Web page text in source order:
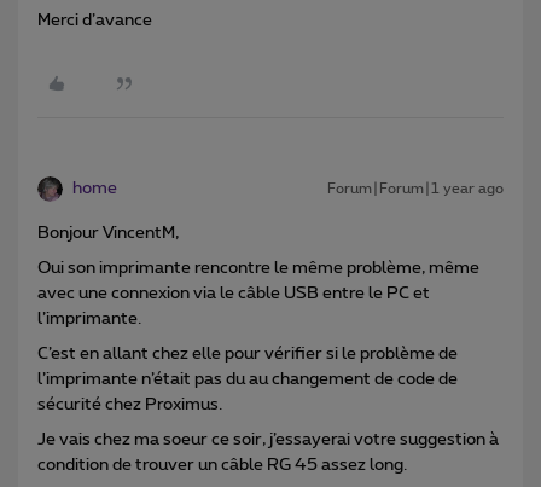
Merci d’avance
home Forum|Forum|1 year ago
Bonjour VincentM,
Oui son imprimante rencontre le même problème, même
avec une connexion via le câble USB entre le PC et
l’imprimante.
C’est en allant chez elle pour vérifier si le problème de
l’imprimante n’était pas du au changement de code de
sécurité chez Proximus.
Je vais chez ma soeur ce soir, j’essayerai votre suggestion à
condition de trouver un câble RG 45 assez long.